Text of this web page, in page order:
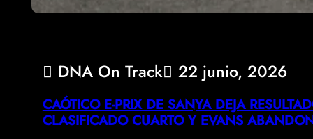
DNA On Track 22 junio, 2026
CAÓTICO E-PRIX DE SANYA DEJA
CLASIFICADO CUARTO Y EVANS